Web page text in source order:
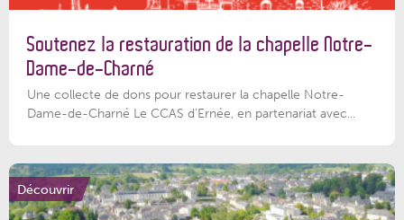
Soutenez la restauration de la chapelle Notre-
Dame-de-Charné
Une collecte de dons pour restaurer la chapelle Notre-
Dame-de-Charné Le CCAS d’Ernée, en partenariat avec...
Découvrir